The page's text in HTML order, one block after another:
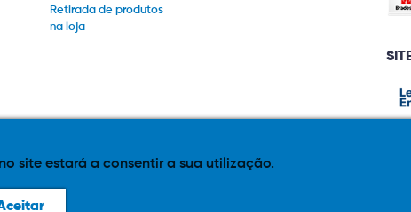
Retirada de produtos
na loja
Eventuais promoções, descontos e prazos de pagamento expostos aqui
da Loja. É proibida a utilização total ou parcial sem nossa
site estará a consentir a sua utilização.